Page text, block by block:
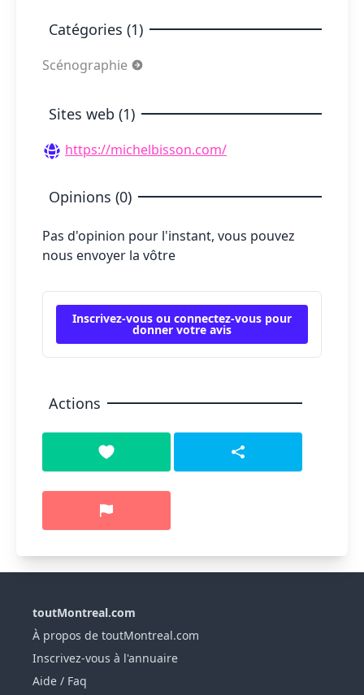
Catégories (1)
Scénographie
Sites web (1)
https://michelbisson.com/
Opinions (0)
Pas d'opinion pour l'instant, vous pouvez
nous envoyer la vôtre
Inscrivez-vous ou connectez-vous pour
donner votre avis
Actions
toutMontreal.com
À propos de toutMontreal.com
Inscrivez-vous à l'annuaire
Aide / Faq